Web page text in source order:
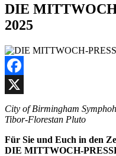
DIE
2025
Facebook
X
City of Birmingham
Tibor-Florestan Pluto
Für Sie und Euch in den
DIE MITTWOCH-